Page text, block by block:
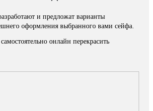
и предложат варианты
оформления выбранного вами сейфа.
онлайн перекрасить